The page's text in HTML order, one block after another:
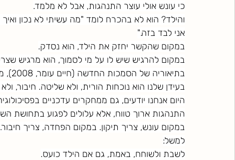
כי עונש אולי עוצר התנהגות, אבל לא מלמד.
והילד? הוא לא בהכרח לומד "מה עשיתי לא נכון
אני לבד בזה."
במקום שהקשר יחזק את הילד, הוא נסדק.
במקום להרגיש שיש לו על מי לסמוך, הוא מרגיש
בעידן שלנו הוא נוכחות הורית, ולא שליטה. חיבור, ולא
היום אנחנו יודעים, גם ממחקרים עדכניים
התנהגות ארוך טווח, אלא עלולים לפגוע בתחושת
במקום עונש, צריך תיקון. במקום הפחדה, צריך חיבור.
למשל:
לשבת ולשוחח, באמת, גם אם הילד כועס.